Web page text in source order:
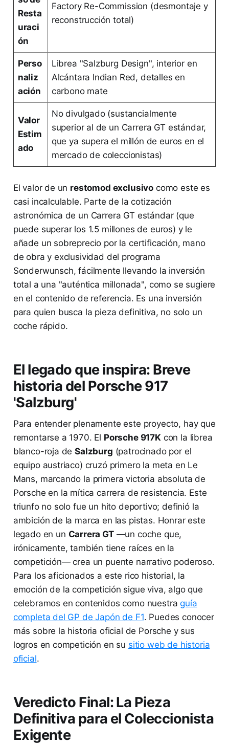
Resta
uraci
ón
Factory Re-Commission (desmontaje y
reconstrucción total)
Perso
naliz
ación
Librea "Salzburg Design", interior en
Alcántara Indian Red, detalles en
carbono mate
Valor
Estim
ado
No divulgado (sustancialmente
superior al de un Carrera GT estándar,
que ya supera el millón de euros en el
mercado de coleccionistas)
El valor de un restomod exclusivo como este es
casi incalculable. Parte de la cotización
astronómica de un Carrera GT estándar (que
puede superar los 1.5 millones de euros) y le
añade un sobreprecio por la certificación, mano
de obra y exclusividad del programa
Sonderwunsch, fácilmente llevando la inversión
total a una "auténtica millonada", como se sugiere
en el contenido de referencia. Es una inversión
para quien busca la pieza definitiva, no solo un
coche rápido.
El legado que inspira: Breve
historia del Porsche 917
'Salzburg'
Para entender plenamente este proyecto, hay que
remontarse a 1970. El Porsche 917Kcon la librea
blanco-roja deSalzburg (patrocinado por el
equipo austriaco) cruzó primero la meta en Le
Mans, marcando la primera victoria absoluta de
Porsche en la mítica carrera de resistencia. Este
triunfo no solo fue un hito deportivo; definió la
ambición de la marca en las pistas. Honrar este
legado en un Carrera GT—un coche que,
irónicamente, también tiene raíces en la
competición— crea un puente narrativo poderoso.
Para los aficionados a este rico historial, la
emoción de la competición sigue viva, algo que
celebramos en contenidos como nuestraguía
completa del GP de Japón de F1. Puedes conocer
más sobre la historia oficial de Porsche y sus
logros en competición en su sitio web de historia
oficial.
Veredicto Final: La Pieza
Definitiva para el Coleccionista
Exigente